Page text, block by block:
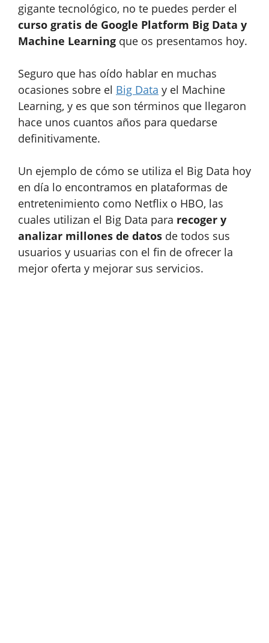
gigante tecnológico, no te puedes perder el
curso gratis de Google Platform Big Data y
Machine Learning que os presentamos hoy.
Seguro que has oído hablar en muchas
ocasiones sobre el Big Data y el Machine
Learning, y es que son términos que llegaron
hace unos cuantos años para quedarse
definitivamente.
Un ejemplo de cómo se utiliza el Big Data hoy
en día lo encontramos en plataformas de
entretenimiento como Netflix o HBO, las
cuales utilizan el Big Data para recoger y
analizar millones de datos de todos sus
usuarios y usuarias con el fin de ofrecer la
mejor oferta y mejorar sus servicios.